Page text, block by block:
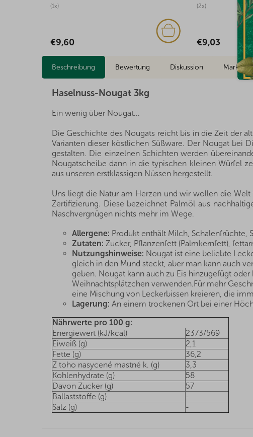
(2x)
€9,03 €2,12
Beschreibung Bewertung Diskussion Marke
Haselnuss-Nougat 3kg
Ein wenig über Nougat...
Die Geschichte des Nougats reicht bis in die Zeit der
Varianten dieser köstlichen Süßware. Der Nougat bei
gestalten. Die einzelnen Schichten werden
Nougatscheibe dann in die typischen kleinen Würfel
aus unseren erstklassigen Nüssen hergestellt.
Uns liegt die Natur am Herzen und wir wollen die Welt
Zertifizierung. Diese bezeichnet Palmöl aus
Naschvergnügen nichts mehr im Wege.
Allergene: Produkt enthält Milch, Schalenfrüchte,
Zutaten: Zucker, Pflanzenfett (Palmkernfett),
Nutzungshinweise: Nougat ist eine beliebte
gleich in den Mund steckt, aber man kann auch
geben. Nougat kann auch zu Eis hinzugefügt
Weihnachtsplätzchen verwenden.Für mehr
eine Mischung von Leckerbissen kreieren, die
Lagerung: An einem trockenen Ort bei einer
Nährwerte pro 100 g:
Energiewert (kJ/kcal)
2373/569
Eiweiß (g)
2,1
Fette (g)
36,2
Z toho nasycené mastné k. (g)
3,3
Kohlenhydrate (g)
58
Davon Zucker (g)
57
Ballaststoffe (g)
-
Salz (g)
-